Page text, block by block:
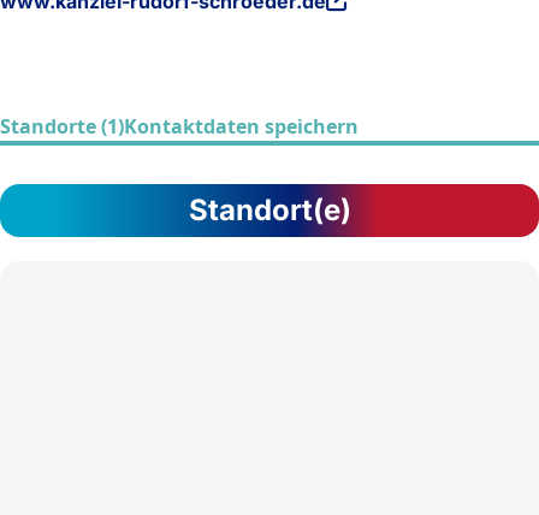
Standorte (1)Kontaktdaten speichern
Standort(e)